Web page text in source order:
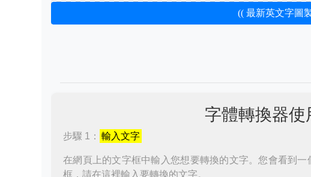
(( 最新英文字圖
字體轉換器
步驟 1： 輸入文字
在網頁上的文字框中輸入您想要轉換的文字。您會看到
框，請在這裡輸入要轉換的文字。